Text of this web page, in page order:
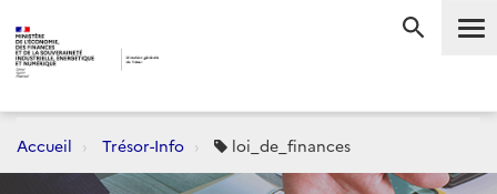
Accueil Trésor-Info loi_de_finances